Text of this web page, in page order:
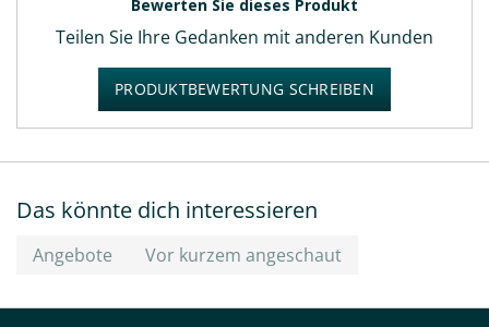
Bewerten Sie dieses Produkt
Teilen Sie Ihre Gedanken mit anderen Kunden
PRODUKTBEWERTUNG SCHREIBEN
Das könnte dich interessieren
Angebote Vor kurzem angeschaut